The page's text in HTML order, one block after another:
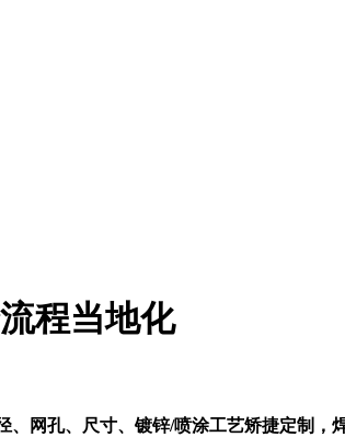
程当地化
孔、尺寸、镀锌/喷涂工艺矫捷定制，